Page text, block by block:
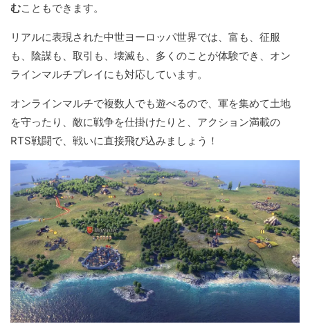
むこともできます。
リアルに表現された中世ヨーロッパ世界では、富も、征服
も、陰謀も、取引も、壊滅も、多くのことが体験でき、オン
ラインマルチプレイにも対応しています。
オンラインマルチで複数人でも遊べるので、軍を集めて土地
を守ったり、敵に戦争を仕掛けたりと、アクション満載の
RTS戦闘で、戦いに直接飛び込みましょう！